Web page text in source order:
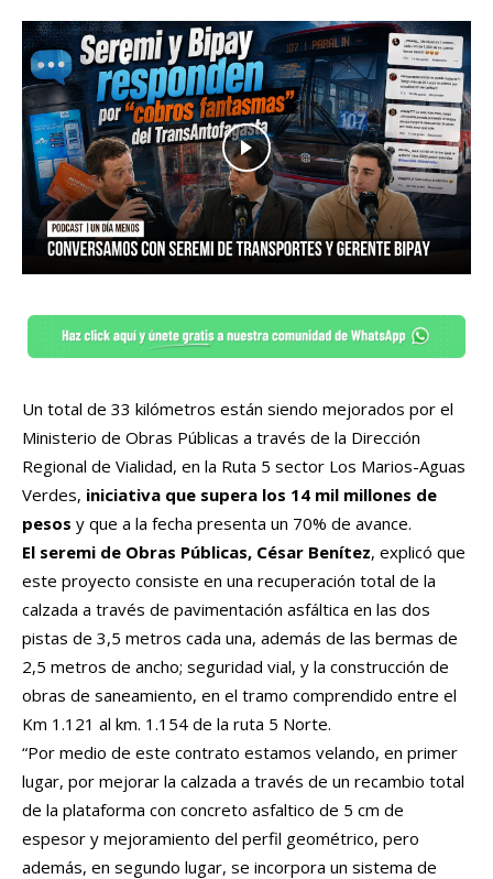
Un total de 33 kilómetros están siendo mejorados por el
Ministerio de Obras Públicas a través de la Dirección
Regional de Vialidad, en la Ruta 5 sector Los Marios-Aguas
Verdes, iniciativa que supera los 14 mil millones de
pesos y que a la fecha presenta un 70% de avance.
El seremi de Obras Públicas, César Benítez, explicó que
este proyecto consiste en una recuperación total de la
calzada a través de pavimentación asfáltica en las dos
pistas de 3,5 metros cada una, además de las bermas de
2,5 metros de ancho; seguridad vial, y la construcción de
obras de saneamiento, en el tramo comprendido entre el
Km 1.121 al km. 1.154 de la ruta 5 Norte.
“Por medio de este contrato estamos velando, en primer
lugar, por mejorar la calzada a través de un recambio total
de la plataforma con concreto asfaltico de 5 cm de
espesor y mejoramiento del perfil geométrico, pero
además, en segundo lugar, se incorpora un sistema de